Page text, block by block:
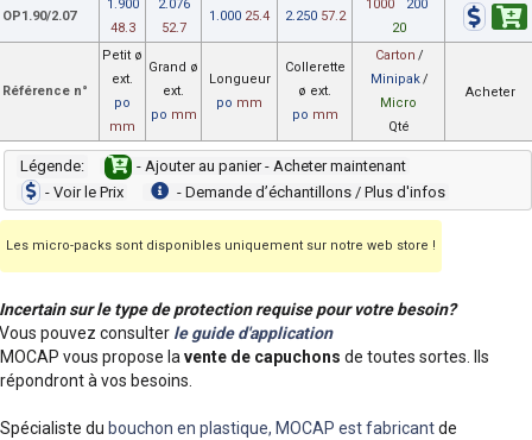
OP1.90/2.07
1.900
48.3
2.076
52.7
1.000 25.4 2.250 57.2
1000
200
20
Référence n°
Petit ø
ext.
po
mm
Grand ø
ext.
po mm
Longueur
po mm
Collerette
ø ext.
po mm
Carton /
Minipak/
Micro
Qté
Acheter
Légende:
- Ajouter au panier - Acheter maintenant
- Voir le Prix
- Demande dʼéchantillons / Plus d'infos
Les micro-packs sont disponibles uniquement sur notre web store !
Incertain sur le type de protection requise pour votre besoin?
Vous pouvez consulter le guide d'application
MOCAP vous propose lavente de capuchons de toutes sortes. Ils
répondront à vos besoins.
Spécialiste du bouchon en plastique, MOCAP est fabricantde